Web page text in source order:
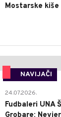
Mostarske kiše
NAVIJAČI
24.07.2026.
Fudbaleri UNA